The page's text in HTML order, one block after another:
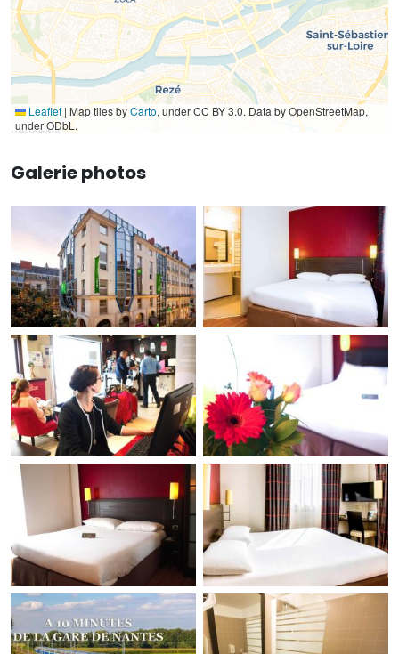
Leaflet | Map tiles byCarto, under CC BY 3.0. Data by OpenStreetMap,
under ODbL.
Galerie photos